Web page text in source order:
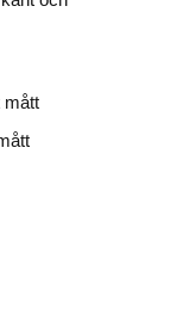
mått